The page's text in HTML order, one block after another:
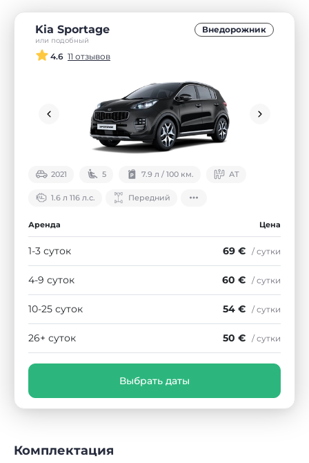
Kia Sportage
или подобный
Внедорожник
4.6 11 отзывов
2021 5 7.9 л / 100 км. АТ
1.6 л 116 л.с. Передний
Аренда Цена
1-3 суток 69 € / сутки
4-9 суток 60 € / сутки
10-25 суток 54 € / сутки
26+ суток 50 € / сутки
Выбрать даты
Комплектация